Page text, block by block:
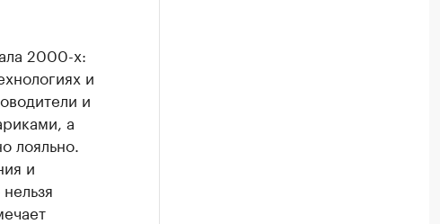
2000-х:
и
и
а
лояльно.
и